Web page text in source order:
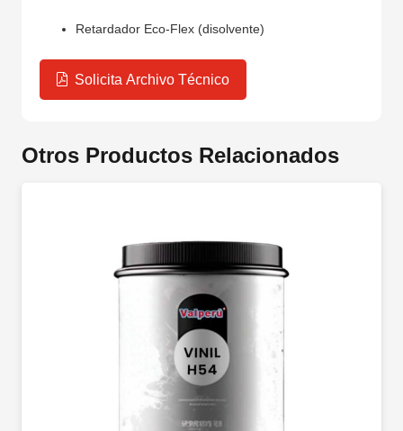
Retardador Eco-Flex (disolvente)
Solicita Archivo Técnico
Otros Productos Relacionados